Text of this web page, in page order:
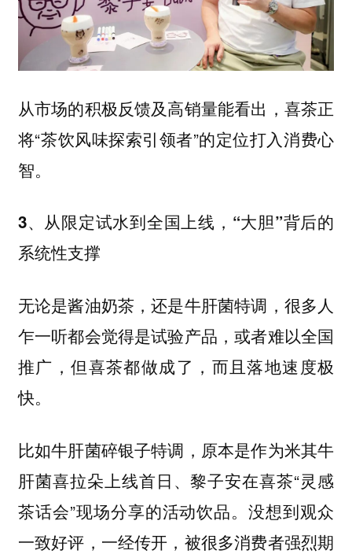
从市场的积极反馈及高销量能看出，喜茶正
将“茶饮风味探索引领者”的定位打入消费心
智。
3、从限定试水到全国上线，“大胆”背后的
系统性支撑
无论是酱油奶茶，还是牛肝菌特调，很多人
乍一听都会觉得是试验产品，或者难以全国
推广，但喜茶都做成了，而且落地速度极
快。
比如牛肝菌碎银子特调，原本是作为米其牛
肝菌喜拉朵上线首日、黎子安在喜茶“灵感
茶话会”现场分享的活动饮品。没想到观众
一致好评，一经传开，被很多消费者强烈期